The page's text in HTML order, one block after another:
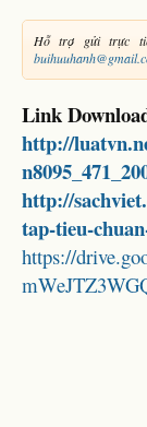
Hỗ trợ gửi trực
Link
http://
http://
tap-tieu-
https://